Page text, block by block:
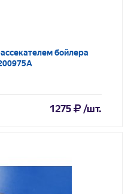
бойлера
1275 /шт.